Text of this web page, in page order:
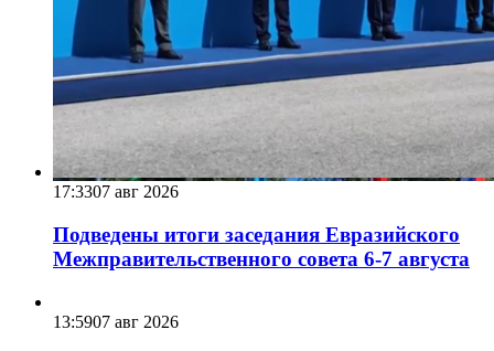
17:3307 авг 2026
Подведены итоги заседания Евразийского
Межправительственного совета 6-7 августа
13:5907 авг 2026